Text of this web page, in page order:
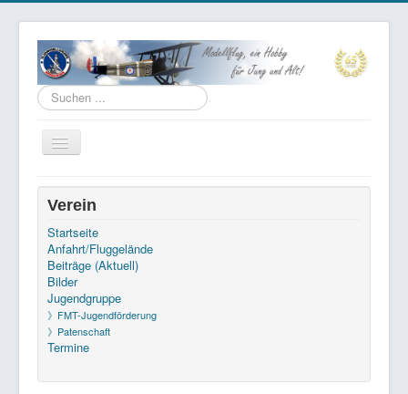
Suchen
...
Navigation
an/aus
Datenschutz
Kontakt
Links
Aktuelle Seite: Startseite
Saisonabschlussfliegen 2025
Verein
Startseite
Anfahrt/Fluggelände
Beiträge (Aktuell)
Bilder
Jugendgruppe
》FMT-Jugendförderung
》Patenschaft
Termine